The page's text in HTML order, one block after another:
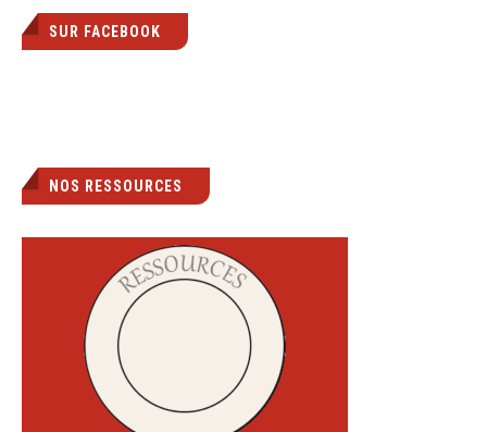
SUR FACEBOOK
NOS RESSOURCES